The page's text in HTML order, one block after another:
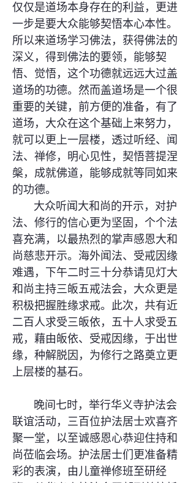
仅仅是道场本身存在的利益，更进
一步是要大众能够契悟本心本性。
所以来道场学习佛法，获得佛法的
深义，得到佛法的要领，能够契
悟、觉悟，这个功德就远远大过盖
道场的功德。然而盖道场是一个很
重要的关键，前方便的准备，有了
道场，大众在这个基础上来努力，
就可以更上一层楼，透过听经、闻
法、禅修，明心见性，契悟菩提涅
槃，成就佛道，能够成就等同如来
的功德。
大众听闻大和尚的开示，对护
法、修行的信心更为坚固，个个法
喜充满，以最热烈的掌声感恩大和
尚慈悲开示。海外闻法、受戒因缘
难遇，下午二时三十分恭请见灯大
和尚主持三皈五戒法会，大众更是
积极把握胜缘求戒。此次，共有近
二百人求受三皈依，五十人求受五
戒，藉由皈依、受戒因缘，于出世
缘，种解脱因，为修行之路奠立更
上层楼的基石。
晚间七时，举行华义寺护法会
联谊活动，三百位护法居士欢喜齐
聚一堂，以至诚感恩心恭迎住持和
尚莅临会场。护法居士们更准备精
彩的表演，由儿童禅修班至研经